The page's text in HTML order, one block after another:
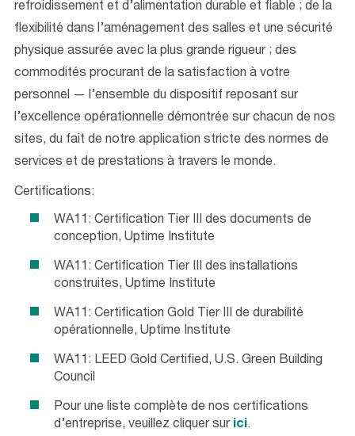
refroidissement et d’alimentation durable et fiable ; de la
flexibilité dans l’aménagement des salles et une sécurité
physique assurée avec la plus grande rigueur ; des
commodités procurant de la satisfaction à votre
personnel — l’ensemble du dispositif reposant sur
l’excellence opérationnelle démontrée sur chacun de nos
sites, du fait de notre application stricte des normes de
services et de prestations à travers le monde.
Certifications:
WA11: Certification Tier III des documents de
conception, Uptime Institute
WA11: Certification Tier III des installations
construites, Uptime Institute
WA11: Certification Gold Tier III de durabilité
opérationnelle, Uptime Institute
WA11: LEED Gold Certified, U.S. Green Building
Council
Pour une liste complète de nos certifications
d’entreprise, veuillez cliquer sur ici.